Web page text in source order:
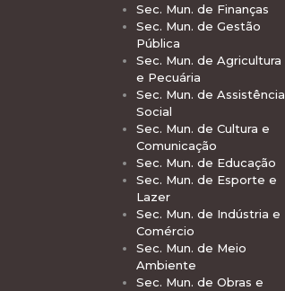
Sec. Mun. de Finanças
Sec. Mun. de Gestão
Pública
Sec. Mun. de Agricultura
e Pecuária
Sec. Mun. de Assistência
Social
Sec. Mun. de Cultura e
Comunicação
Sec. Mun. de Educação
Sec. Mun. de Esporte e
Lazer
Sec. Mun. de Indústria e
Comércio
Sec. Mun. de Meio
Ambiente
Sec. Mun. de Obras e